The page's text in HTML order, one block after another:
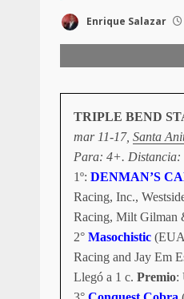
Enrique Salazar
TRIPLE BEND
mar 11-17, Santa
Para: 4+. Distancia:
1º: DENMAN’S
Racing, Inc.,
Racing, Milt Gilman
2° Masochistic
Racing and Jay Em
Llegó a 1 c. Premio: